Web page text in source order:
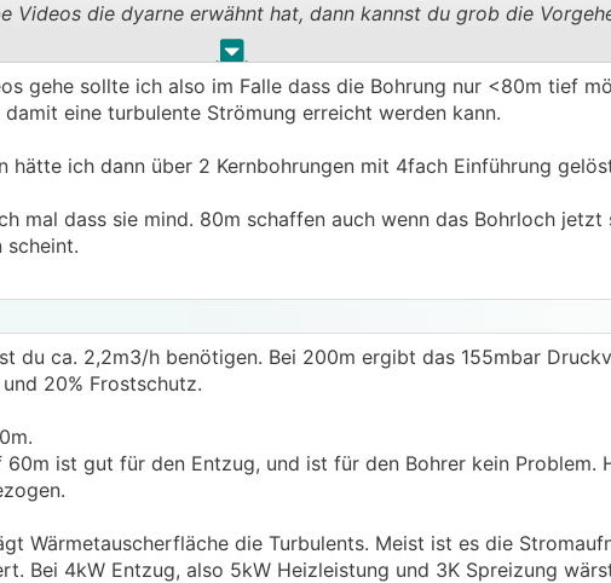
. .
Videos die dyarne erwähnt hat, dann kannst du grob die
forum-angebot-tiefenbohrung/84854_1#917864
gehe sollte ich also im Falle dass die Bohrung nur <80m tief
eine turbulente Strömung erreicht werden kann.
hätte ich dann über 2 Kernbohrungen mit 4fach Einführung
mal dass sie mind. 80m schaffen auch wenn das Bohrloch jetzt
scheint.
du ca. 2,2m3/h benötigen. Bei 200m ergibt das 155mbar
20% Frostschutz.
60m ist gut für den Entzug, und ist für den Bohrer kein Problem.
Wärmetauscherfläche die Turbulents. Meist ist es die
Bei 4kW Entzug, also 5kW Heizleistung und 3K Spreizung